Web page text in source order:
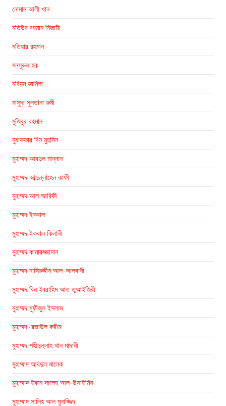
নোমান আলী খান
মতিউর রহমান নিজামী
মতিয়ার রহমান
মনসূরুল হক
মরিয়ম জামিলা
মাসুদা সুলতানা রুমী
মুজিবুর রহমান
মুযাফফার বিন মুহসিন
মুহাম্মদ আবদুল মান্নান
মুহাম্মদ আব্দুল্লাহেল কাফী
মুহাম্মদ আল আরিফী
মুহাম্মদ ইকবাল
মুহাম্মদ ইকবাল কিলানী
মুহাম্মদ কামারুজ্জামান
মুহাম্মদ নাসিরুদ্দীন আল-আলবানী
মুহাম্মদ বিন ইবরাহিম আত তুআইজিরী
মুহাম্মদ মুফীজুল ইসলাম
মুহাম্মদ রেজাউল করীম
মুহাম্মদ শহীদুল্লাহ খান মাদানী
মুহাম্মাদ আবদুল মালেক
মুহাম্মাদ ইবনে সালেহ আল-উসাইমিন
মুহাম্মাদ সালিহ আল মুনাজ্জিদ